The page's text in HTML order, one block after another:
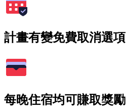
計畫有變免費取消選項
每晚住宿均可賺取獎勵